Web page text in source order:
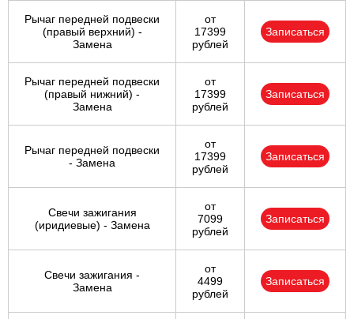
Рычаг передней подвески
(правый верхний) -
Замена
от
17399
рублей
Записаться
Рычаг передней подвески
(правый нижний) -
Замена
от
17399
рублей
Записаться
Рычаг передней подвески
- Замена
от
17399
рублей
Записаться
Свечи зажигания
(иридиевые) - Замена
от
7099
рублей
Записаться
Свечи зажигания -
Замена
от
4499
рублей
Записаться